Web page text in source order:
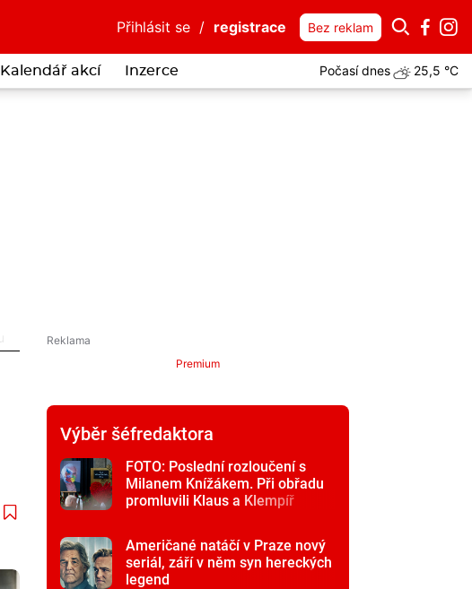
Přihlásit se / registrace Bez reklam
Kalendář akcí Inzerce Počasí dnes 25,5 °C
Premium
Výběr šéfredaktora
FOTO: Poslední rozloučení s
Milanem Knížákem. Při obřadu
promluvili Klaus a Klempíř
Američané natáčí v Praze nový
seriál, září v něm syn hereckých
legend